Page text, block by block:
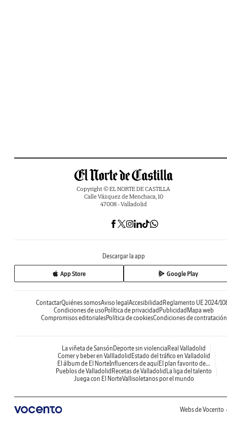
Copyright © EL NORTE DE CASTILLA
Calle Vázquez de Menchaca, 10
47008 - Valladolid
Descargar la app
App Store Google Play
ContactarQuiénes somosAviso legal Accesibilidad Reglamento UE 2024/
Condiciones de uso Política de privacidad Publicidad Mapa web
Compromisos editorialesPolítica de cookiesCondiciones de contratación
La viñeta de Sansón Deporte sin violencia Real Valladolid
Comer y beber en Vallladolid Estado del tráfico en Valladolid
El álbum de El NorteInfluencers de aquíEl plan favorito de...
Pueblos de Valladolid Recetas de Valladolid La liga del talento
Juega con El NorteVallisoletanos por el mundo
Webs de Vocento